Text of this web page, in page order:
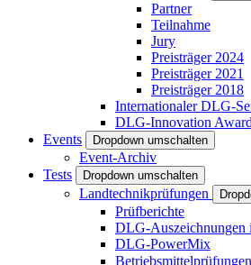
Partner
Teilnahme
Jury
Preisträger 2024
Preisträger 2021
Preisträger 2018
Internationaler DLG-
DLG-Innovation
Events
Dropdown umschalten
Event-Archiv
Tests
Dropdown umschalten
Landtechnikprüfungen
Prüfberichte
DLG-Auszeichnungen
DLG-PowerMix
Betriebsmittelprüfungen